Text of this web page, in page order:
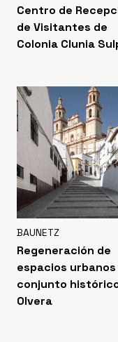
Centro de
de Visitantes de
Colonia Clunia
BAUNETZ
Regeneración de
espacios urbanos
conjunto
Olvera